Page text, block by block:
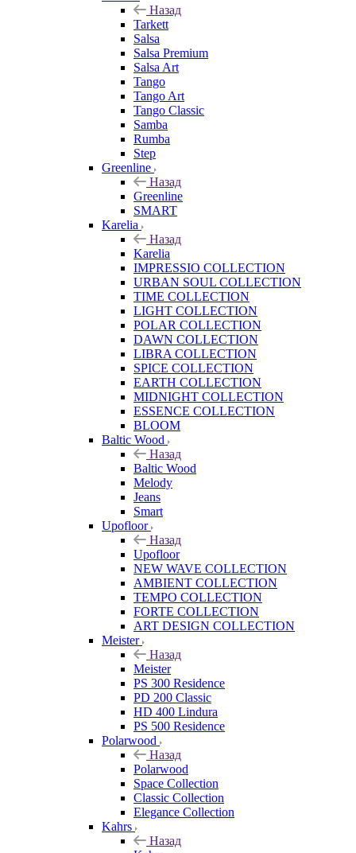
Назад
Tarkett
Salsa
Salsa Premium
Salsa Art
Tango
Tango Art
Tango Classic
Samba
Rumba
Step
Greenline
Назад
Greenline
SMART
Karelia
Назад
Karelia
IMPRESSIO COLLECTION
URBAN SOUL COLLECTION
TIME COLLECTION
LIGHT COLLECTION
POLAR COLLECTION
DAWN COLLECTION
LIBRA COLLECTION
SPICE COLLECTION
EARTH COLLECTION
MIDNIGHT COLLECTION
ESSENCE COLLECTION
BLOOM
Baltic Wood
Назад
Baltic Wood
Melody
Jeans
Smart
Upofloor
Назад
Upofloor
NEW WAVE COLLECTION
AMBIENT COLLECTION
TEMPO COLLECTION
FORTE COLLECTION
ART DESIGN COLLECTION
Meister
Назад
Meister
PS 300 Residence
PD 200 Classic
HD 400 Lindura
PS 500 Residence
Polarwood
Назад
Polarwood
Space Collection
Classic Collection
Elegance Collection
Kahrs
Назад